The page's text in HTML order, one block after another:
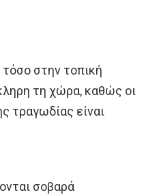
στην τοπική
τη χώρα, καθώς οι
τραγωδίας είναι
σοβαρά